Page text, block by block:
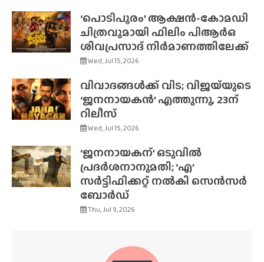
‘പൊടിപൂരം’ ആക്ഷൻ-കോമഡി
ചിത്രവുമായി ഫിലിം പിആർഒ
ശിവപ്രസാദ് നിർമാണത്തിലേക്ക്
Wed, Jul 15, 2026
വിവാദങ്ങൾക്ക് വിട; വിജയ്‌യുടെ
‘ജനനായകൻ’ എത്തുന്നു, 23ന്
റിലീസ്
Wed, Jul 15, 2026
‘ജനനായകന്’ ഒടുവിൽ
പ്രദർശനാനുമതി; ‘എ’
സർട്ടിഫിക്കറ്റ് നൽകി സെൻസർ
ബോർഡ്
Thu, Jul 9, 2026